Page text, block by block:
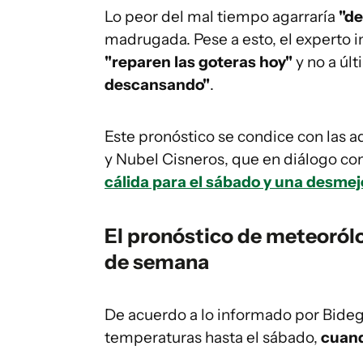
Lo peor del mal tiempo agarraría
madrugada. Pese a esto, el experto
"reparen las goteras hoy"y no a
descansando".
Este pronóstico se condice con las
y Nubel Cisneros, que en diálogo
cálida para el sábado y una
El pronóstico de
de semana
De acuerdo a lo informado por
temperaturas hasta el sábado,